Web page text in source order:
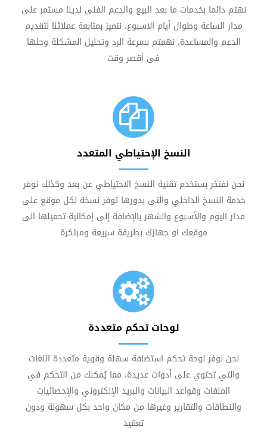
نهتم دائما بخدمات ما بعد البيع والدعم الفنى لدينا مستمر على
مدار الساعة وطوال أيام الاسبوع، نتميز بمتابعة عملائنا لتقديم
الدعم والمساعدة، نهمتم بسرعة الرد وتحليل المشكلة وحلها
فى أقصر وقت
النسخ الإحتياطي المتعدد
نحن نفتخر بستخدم تقنية النسخ الاحتياطي عن بعد وكذلك نوفر
خدمة النسخ الداخلي والتى بدورها توفر نسخة لكل موقع على
مدار اليوم والأسبوع والشهر بالإضافة إلى إمكانية تحميلها الى
موقعك او جهازك بطريقة سريعة ومبتكرة
لوحات تحكم متعددة
نحن نوفر لوحة تحكم استضافة سهلة وقوية متعددة اللغات
والتي تحتوي على أدوات عديدة، مما يُمكنك من التحكم في
الملفات وقواعد البيانات والبريد الإلكتروني والإحصائيات
والنطاقات والتقارير وغيرها من مكان واحد بكل سهولة ودون
تعقيد